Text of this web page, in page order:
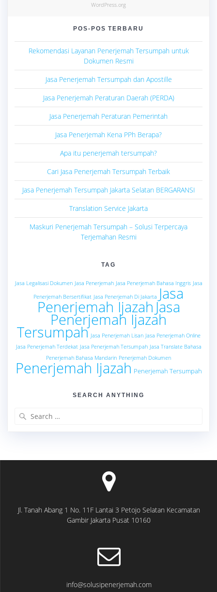
WordPress.org
POS-POS TERBARU
Rekomendasi Layanan Penerjemah Tersumpah untuk
Dokumen Resmi
Jasa Penerjemah Tersumpah dan Apostille
Jasa Penerjemah Peraturan Daerah (PERDA)
Jasa Penerjemah Peraturan Pemerintah
Jasa Penerjemah Kena PPh Berapa?
Apa itu penerjemah tersumpah?
Cari Jasa Penerjemah Tersumpah Terbaik
Jasa Penerjemah Tersumpah Jakarta Selatan BERGARANSI
Translation Service Jakarta
Maskuri Penerjemah Tersumpah – Solusi Terpercaya
Terjemahan Resmi
TAG
Jasa Legalisasi Dokumen Jasa Penerjemah Jasa Penerjemah Bahasa Inggris Jasa
Penerjemah Bersertifikat Jasa Penerjemah Di Jakarta Jasa
Penerjemah Ijazah Jasa
Penerjemah Ijazah
Tersumpah Jasa Penerjemah Lisan Jasa Penerjemah Online
Jasa Penerjemah Terdekat Jasa Penerjemah Tersumpah Jasa Translate Bahasa
Penerjemah Bahasa Mandarin Penerjemah Dokumen
Penerjemah Ijazah Penerjemah Tersumpah
SEARCH ANYTHING
Jl. Tanah Abang 1 No. 11F Lantai 3 Petojo Selatan Kecamatan
Gambir Jakarta Pusat 10160
info@solusipenerjemah.com